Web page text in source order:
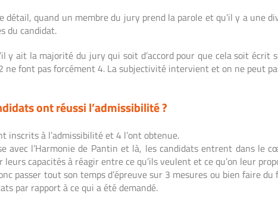
détail, quand un membre du jury prend la parole et qu’il y a une
du candidat.
y ait la majorité du jury qui soit d’accord pour que cela soit
ne font pas forcément 4. La subjectivité intervient et on ne peut
ont réussi l’admissibilité ?
inscrits à l’admissibilité et 4 l’ont obtenue.
avec l’Harmonie de Pantin et là, les candidats entrent dans
leurs capacités à réagir entre ce qu’ils veulent et ce qu’on leur
passer tout son temps d’épreuve sur 3 mesures ou bien faire
par rapport à ce qui a été demandé.